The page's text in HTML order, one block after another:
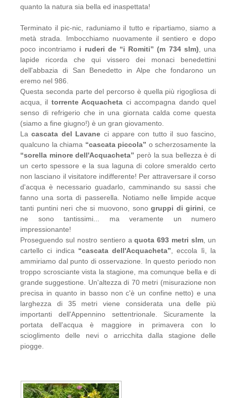
quanto la natura sia bella ed inaspettata!
Terminato il pic-nic, raduniamo il tutto e ripartiamo, siamo a
metà strada. Imbocchiamo nuovamente il sentiero e dopo
poco incontriamo i ruderi de “i Romiti” (m 734 slm) , una
lapide ricorda che qui vissero dei monaci benedettini
dell'abbazia di San Benedetto in Alpe che fondarono un
eremo nel 986.
Questa seconda parte del percorso è quella più rigogliosa di
acqua, il torrente Acquacheta ci accompagna dando quel
senso di refrigerio che in una giornata calda come questa
(siamo a fine giugno!) è un gran giovamento.
La cascata del Lavane ci appare con tutto il suo fascino,
qualcuno la chiama “cascata piccola” o scherzosamente la
“sorella minore dell'Acquacheta” però la sua bellezza è di
un certo spessore e la sua laguna di colore smeraldo certo
non lasciano il visitatore indifferente! Per attraversare il corso
d'acqua è necessario guadarlo, camminando su sassi che
fanno una sorta di passerella. Notiamo nelle limpide acque
tanti puntini neri che si muovono, sonogruppi di girini , ce
ne sono tantissimi... ma veramente un numero
impressionante!
Proseguendo sul nostro sentiero aquota 693 metri slm , un
cartello ci indica “cascata dell'Acquacheta” , eccola lì, la
ammiriamo dal punto di osservazione. In questo periodo non
troppo scrosciante vista la stagione, ma comunque bella e di
grande suggestione. Un'altezza di 70 metri (misurazione non
precisa in quanto in basso non c'è un confine netto) e una
larghezza di 35 metri viene considerata una delle più
importanti dell'Appennino settentrionale. Sicuramente la
portata dell'acqua è maggiore in primavera con lo
scioglimento delle nevi o arricchita dalla stagione delle
piogge.